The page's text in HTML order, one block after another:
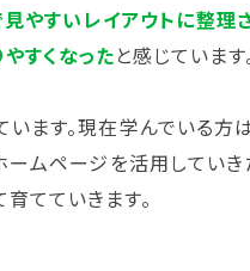
やすいレイアウトに整理
すくなったと感じています
ます。現在学んでいる方
ムページを活用してい
てていきます。